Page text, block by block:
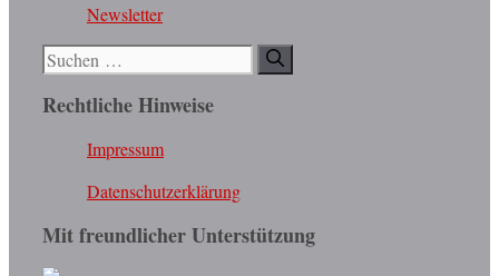
Newsletter
Suchen
nach:
Rechtliche Hinweise
Impressum
Datenschutzerklärung
Mit freundlicher Unterstützung